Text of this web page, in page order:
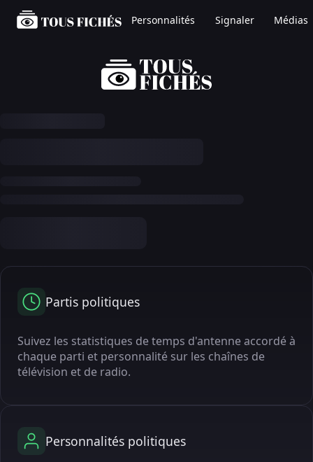
Personnalités Signaler Médias
Partis politiques
Suivez les statistiques de temps d'antenne accordé à
chaque parti et personnalité sur les chaînes de
télévision et de radio.
Personnalités politiques